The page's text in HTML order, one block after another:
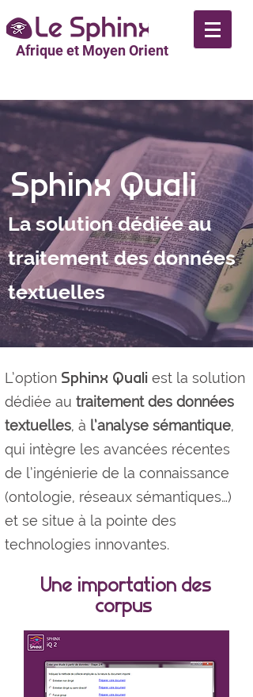
Afrique et Moyen Orient
Sphinx Quali
La solution dédiée au
traitement des données
textuelles
L’option Sphinx Quali est la solution
dédiée au traitement des données
textuelles, à l’analyse sémantique,
qui intègre les avancées récentes
de l’ingénierie de la connaissance
(ontologie, réseaux sémantiques…)
et se situe à la pointe des
technologies innovantes.
Une importation des
corpus